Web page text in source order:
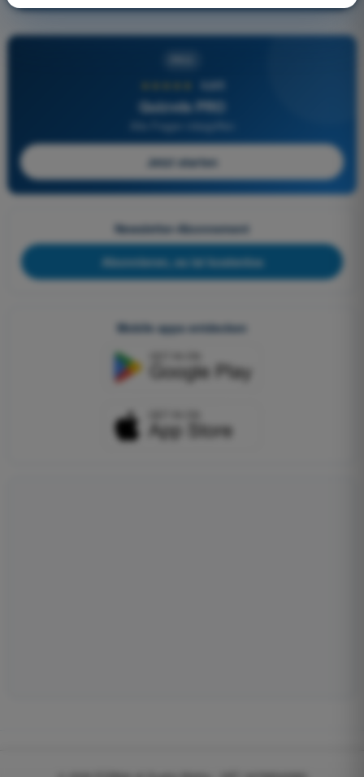
4,6/5
Quizvds PRO
Alle Fragen inbegriffen
Jetzt starten
Newsletter-Abonnement
Abonnieren, es ist kostenlos
Mobile apps entdecken